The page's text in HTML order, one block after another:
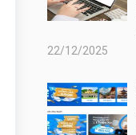
22/12/2025